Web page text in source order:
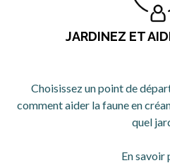
JARDINEZ ET
Choisissez un point de
comment aider la faune en
quel
En savoir